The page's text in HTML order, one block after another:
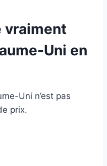
vraiment
Uni en
Uni n’est pas
prix.